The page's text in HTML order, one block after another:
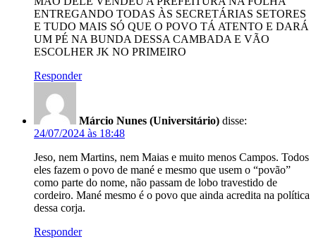
ENTREGANDO TODAS ÀS SECRETÁRIAS SETORES
E TUDO MAIS SÓ QUE O POVO TÁ ATENTO E DARÁ
UM PÉ NA BUNDA DESSA CAMBADA E VÃO
ESCOLHER JK NO PRIMEIRO
Responder
Márcio Nunes (Universitário) disse:
24/07/2024 às 18:48
Jeso, nem Martins, nem Maias e muito menos Campos. Todos
eles fazem o povo de mané e mesmo que usem o “povão”
como parte do nome, não passam de lobo travestido de
cordeiro. Mané mesmo é o povo que ainda acredita na política
dessa corja.
Responder